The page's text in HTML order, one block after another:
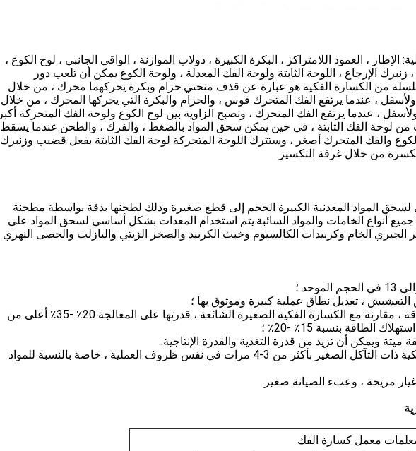
الإطار ، العمود اللامتراكز ، البكرة الكبيرة ، دولاب الموازنة ، الواقي الجانبي ، لوح الكوع ،
الإرجاع ، اللوحة الثابتة ولوحة الفك المعدلة ، ولوحة الكوع يمكن أن تلعب دور
من الكسارة الفكية هو عبارة عن قذف منحني.حزام وبكرة يحركهما محرك ، من خلال
، عندما يرتفع الفك المتحرك قوس ، والحزام والبكرة التي يحركها المحرك ، من خلال
، عندما يرتفع الفك المتحرك ، وتصبح الزاوية بين لوح الكوع ولوحة الفك المتحركة أكبر
من لوحة الفك الثابتة ، في حين يمكن سحق المواد بالضغط ، والفرك ، والطحن.عندما يسقط
والفك المتحرك أصغر ، وستترك اللوحة المتحركة لوحة الفك الثابتة بفعل قضيب وزنبرك
من خلال غرفة التكسير.
المواد المعدنية الكبيرة الحجم إلى قطع صغيرة وذلك لطحنها بدقة بواسطة مطحنة
أنواع الخامات والمواد السائبة.يتم استخدام المعدات بشكل أساسي لسحق المواد على
الخام وكربيدات الكالسيوم وخبث الكربيد والصخر الزيتي والبازلت والحصى النهري
3. كفاءة عالية ، استهلاك منخفض للطاقة ، مقارنة مع الكسارة الفكية الصغيرة الشائعة ، قدرتها على المعالجة 20٪ -35٪ أعلى من
بنسبة 15٪ -20٪ ؛
5. يمكن إطالة عمر خدمة الصفيحة الفكية ذات التآكل الصغير بأكثر من 3-4 مرات في نفس ظروف العملية ، خاصة بالنسبة للمواد
معمل كسارة الفك